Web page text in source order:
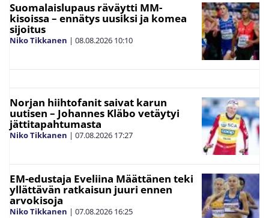
Suomalaislupaus räväytti MM-
kisoissa – ennätys uusiksi ja komea
sijoitus
Niko Tikkanen | 08.08.2026 10:10
Norjan hiihtofanit saivat karun
uutisen – Johannes Kläbo vetäytyi
jättitapahtumasta
Niko Tikkanen | 07.08.2026 17:27
EM-edustaja Eveliina Määttänen teki
yllättävän ratkaisun juuri ennen
arvokisoja
Niko Tikkanen | 07.08.2026 16:25